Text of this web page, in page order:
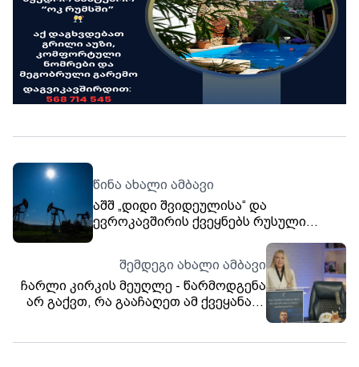
წინა ახალი ამბავი
აშშ „დიდი შვიდეულისა“ და
ევროკავშირის ქვეყნებს რუსული
დაწესებისკენ მოუწოდებს
შემდეგი ახალი ამბავი
ჩარლი კირკის მეუღლე - წარმოდგენა
არ გაქვთ, რა გააჩაღეთ ამ ქვეყანასა